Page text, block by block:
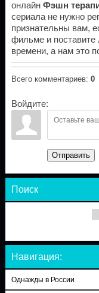
онлайн Фэшн
сериала не нужно
признательны вам,
фильме и поставите
времени, а нам это
Всего комментариев: 0
Войдите:
Отправить
Поиск
Навигация:
Однажды в России